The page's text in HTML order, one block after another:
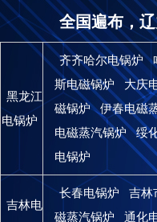
全国遍布，
黑龙江
电锅炉
齐齐哈尔电锅炉
斯电磁锅炉
大庆
磁锅炉
伊春电磁
电磁蒸汽锅炉
绥
电锅炉
吉林电
长春电锅炉 吉林
磁蒸汽锅炉
通化